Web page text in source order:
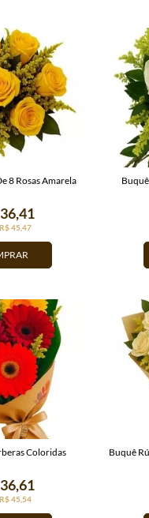
45,47
8 Rosas Amarela
45,54
Coloridas Buquê